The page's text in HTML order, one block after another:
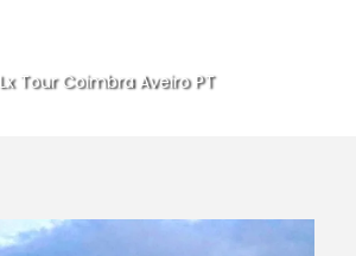
Lx Tour Coimbra Aveiro PT